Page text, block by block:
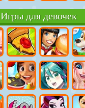
Игры для девочек